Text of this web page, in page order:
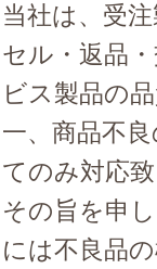
当社は、受
セル・返品
ビス製品の
一、商品不
てのみ対応
その旨を申
には不良品